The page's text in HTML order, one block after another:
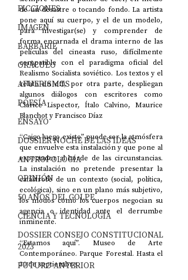
FICCIONES
IMAGEN
BARBARIE
ORÁCULO
AFUERISMOS
POESÍA
ENSAYO
DOSSIER NOCHE DE LAS IDEAS
ANTROPOLOGÍA
OPINIÓN
50 AÑOS DEL GOLPE
CIENCIA Y TECNOLOGÍA
DOSSIER CONSEJO CONSTITUCIONAL
2023
FUTURO ANTERIOR
de un desastre o tocando fondo. La artista
pone aquí su cuerpo, y el de un modelo,
para investigar(se) y comprender de
forma encarnada el drama interno de las
películas del cineasta ruso, difícilmente
compatible con el paradigma oficial del
Realismo Socialista soviético. Los textos y el
relato en off, por otra parte, despliegan
algunos diálogos con escritores como
Clarice Lispector, Ítalo Calvino, Maurice
Blanchot y Francisco Díaz
“Caigo luego existo” puede ser la atmósfera
que envuelve esta instalación y que pone al
espectador al borde de las circunstancias.
La instalación no pretende presentar la
catástrofe de un contexto (social, política,
ecológica), sino en un plano más subjetivo,
los modos cómo los cuerpos negocian su
agencia o identidad ante el derrumbe
inminente.
“Estamos aquí”. Museo de Arte
Contemporáneo. Parque Forestal. Hasta el
30 de septiembre.